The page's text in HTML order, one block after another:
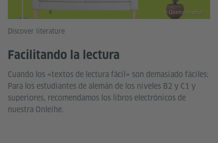
Discover literature
Facilitando la lectura
Cuando los «textos de lectura fácil» son demasiado fáciles:
Para los estudiantes de alemán de los niveles B2 y C1 y
superiores, recomendamos los libros electrónicos de
nuestra Onleihe.
© Goethe-Institut